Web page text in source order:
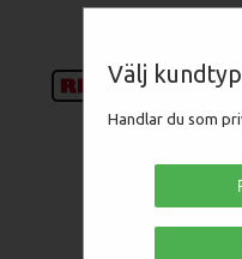
Välj kundtyp
Handlar du som